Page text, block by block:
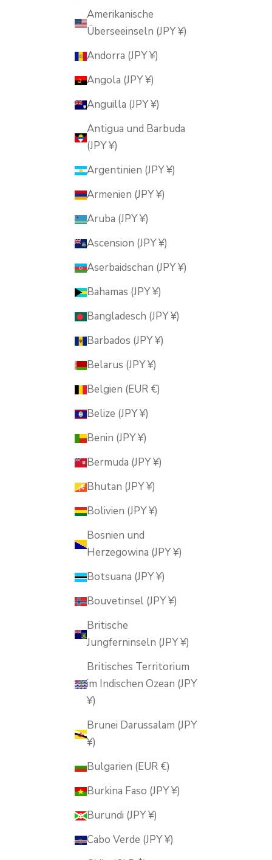
Amerikanische
Überseeinseln (JPY ¥)
Andorra (JPY ¥)
Angola (JPY ¥)
Anguilla (JPY ¥)
Antigua und Barbuda
(JPY ¥)
Argentinien (JPY ¥)
Armenien (JPY ¥)
Aruba (JPY ¥)
Ascension (JPY ¥)
Aserbaidschan (JPY ¥)
Bahamas (JPY ¥)
Bangladesch (JPY ¥)
Barbados (JPY ¥)
Belarus (JPY ¥)
Belgien (EUR €)
Belize (JPY ¥)
Benin (JPY ¥)
Bermuda (JPY ¥)
Bhutan (JPY ¥)
Bolivien (JPY ¥)
Bosnien und
Herzegowina (JPY ¥)
Botsuana (JPY ¥)
Bouvetinsel (JPY ¥)
Britische
Jungferninseln (JPY ¥)
Britisches Territorium
im Indischen Ozean (JPY
¥)
Brunei Darussalam (JPY
¥)
Bulgarien (EUR €)
Burkina Faso (JPY ¥)
Burundi (JPY ¥)
Cabo Verde (JPY ¥)